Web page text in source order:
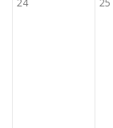
24
25